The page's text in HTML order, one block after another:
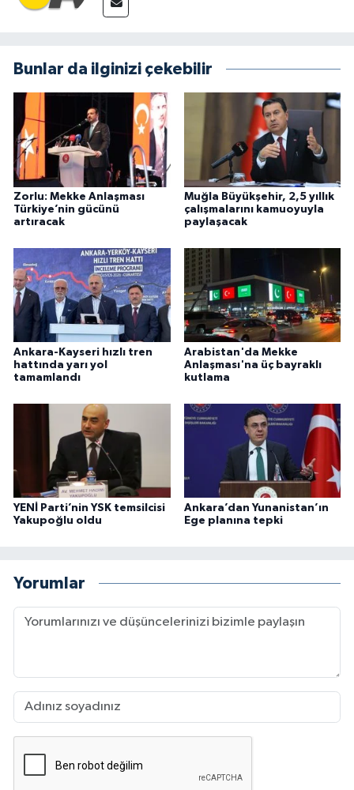
Bunlar da ilginizi çekebilir
Zorlu: Mekke Anlaşması
Türkiye’nin gücünü
artıracak
Muğla Büyükşehir, 2,5 yıllık
çalışmalarını kamuoyuyla
paylaşacak
Ankara-Kayseri hızlı tren
hattında yarı yol
tamamlandı
Arabistan'da Mekke
Anlaşması'na üç bayraklı
kutlama
YENİ Parti’nin YSK temsilcisi
Yakupoğlu oldu
Ankara’dan Yunanistan’ın
Ege planına tepki
Yorumlar